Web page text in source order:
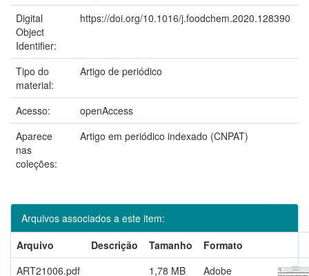
Digital
Object
Identifier:
https://doi.org/10.1016/j.foodchem.2020.128390
Tipo do
material:
Artigo de periódico
Acesso:
openAccess
Aparece
nas
coleções:
Artigo em periódico indexado (CNPAT)
Arquivos associados a este item:
Arquivo
Descrição Tamanho
Formato
ART21006.pdf
1,78 MB
Adobe